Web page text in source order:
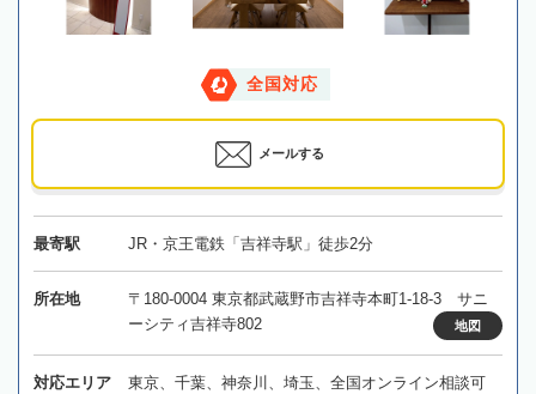
全国対応
メールする
最寄駅 JR・京王電鉄「吉祥寺駅」徒歩2分
所在地
〒180-0004 東京都武蔵野市吉祥寺本町1-18-3 サニ
ーシティ吉祥寺802
地図
対応エリア 東京、千葉、神奈川、埼玉、全国オンライン相談可